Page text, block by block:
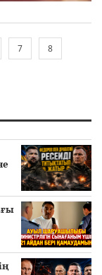
7
8